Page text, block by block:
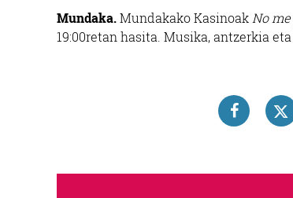
Mundaka.Mundakako Kasinoak No
19:00retan hasita. Musika, antzerkia